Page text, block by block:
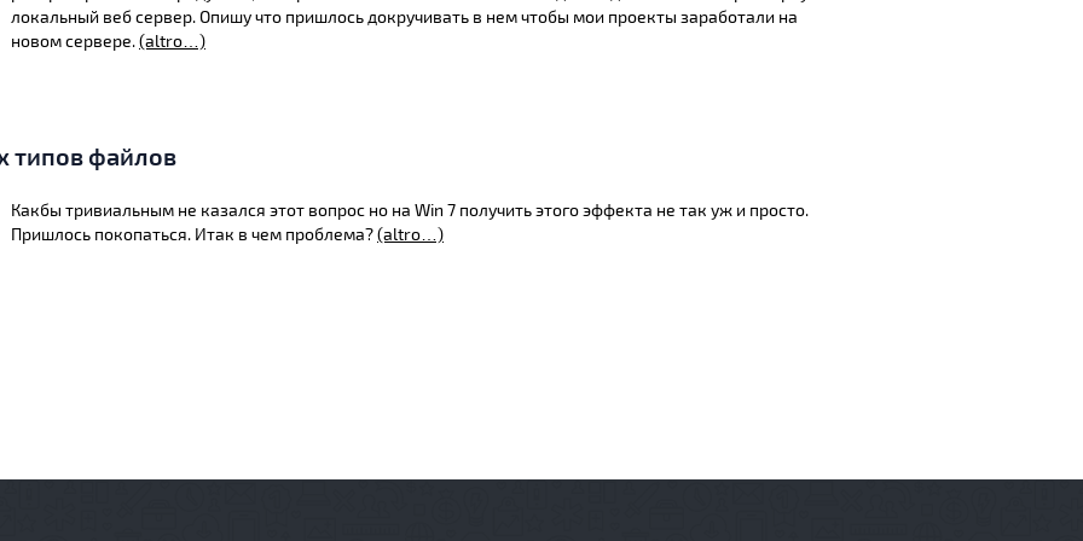
локальный веб сервер. Опишу что пришлось докручивать в нем чтобы мои проекты заработали на
новом сервере.(altro…)
типов файлов
Какбы тривиальным не казался этот вопрос но на Win 7 получить этого эффекта не так уж и просто.
Пришлось покопаться. Итак в чем проблема?(altro…)